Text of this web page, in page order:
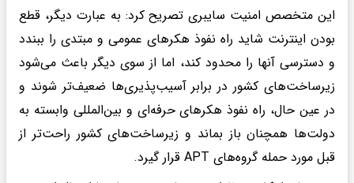
این متخصص امنیت سایبری تصریح کرد: به عبارت دیگر، قطع
بودن اینترنت شاید راه نفوذ هکرهای عمومی و مبتدی را ببندد
و دسترسی آنها را محدود کند، اما از سوی دیگر باعث می‌شود
زیرساخت‌های کشور در برابر آسیب‌پذیری‌ها ضعیف‌تر شوند و
در عین حال، راه نفوذ هکرهای حرفه‌ای و بین‌المللی وابسته به
دولت‌ها همچنان باز بماند و زیرساخت‌های کشور راحت‌تر از
قبل مورد حمله گروه‌های APT قرار گیرد.